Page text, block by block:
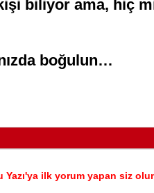
biliyor ama, hiç
boğulun…
Yazı'ya ilk yorum yapan siz